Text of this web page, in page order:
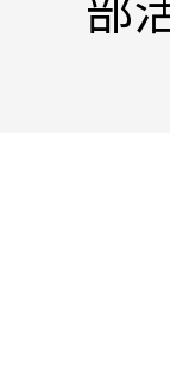
学長挨拶
建学と沿